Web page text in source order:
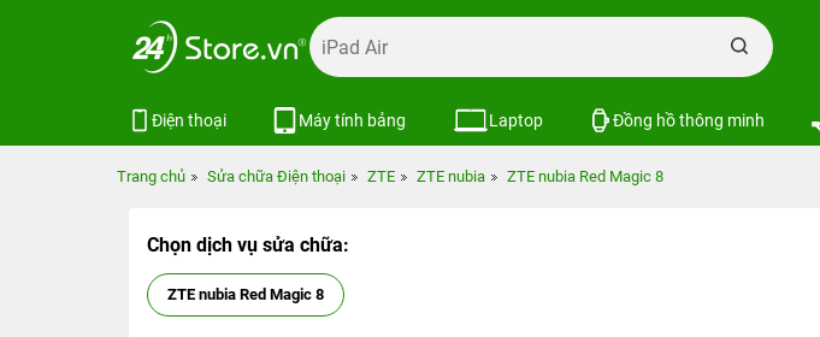
Điện thoại Máy tính bảng Laptop Đồng hồ thông minh
Trang chủ Sửa chữa Điện thoại ZTE ZTE nubia ZTE nubia Red Magic 8
Chọn dịch vụ sửa chữa:
ZTE nubia Red Magic 8